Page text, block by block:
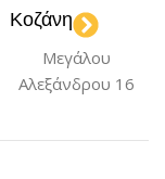
11
,Black/Gold,
Κοζάνη
Μεγάλου
Αλεξάνδρου 16